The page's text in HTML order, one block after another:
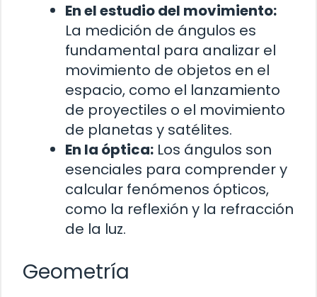
En el estudio del movimiento:
La medición de ángulos es
fundamental para analizar el
movimiento de objetos en el
espacio, como el lanzamiento
de proyectiles o el movimiento
de planetas y satélites.
En la óptica: Los ángulos son
esenciales para comprender y
calcular fenómenos ópticos,
como la reflexión y la refracción
de la luz.
Geometría